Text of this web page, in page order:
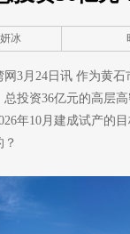
冰
网3月24日讯 作为黄
总投资36亿元的高层
年10月建成试产的